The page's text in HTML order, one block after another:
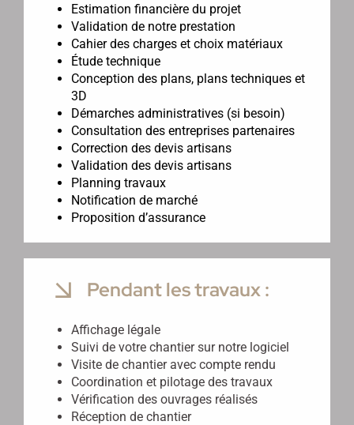
Estimation financière du projet
Validation de notre prestation
Cahier des charges et choix matériaux
Étude technique
Conception des plans, plans techniques et
3D
Démarches administratives (si besoin)
Consultation des entreprises partenaires
Correction des devis artisans
Validation des devis artisans
Planning travaux
Notification de marché
Proposition d’assurance
Pendant les travaux :
Affichage légale
Suivi de votre chantier sur notre logiciel
Visite de chantier avec compte rendu
Coordination et pilotage des travaux
Vérification des ouvrages réalisés
Réception de chantier